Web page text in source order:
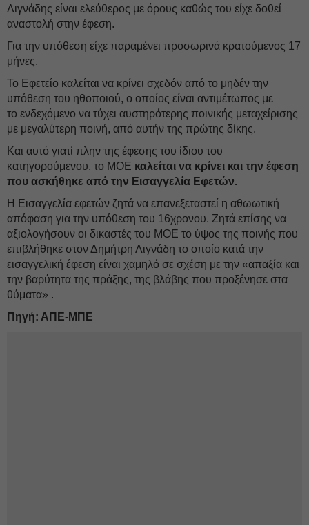
Λιγνάδης είναι ελεύθερος με όρους καθώς του είχε δοθεί
αναστολή στην έφεση.
Για την υπόθεση είχε παραμένει προσωρινά κρατούμενος 17
μήνες.
Το Εφετείο καλείται να κρίνει σχεδόν από το μηδέν την
υπόθεση του ηθοποιού, ο οποίος είναι αντιμέτωπος με
το ενδεχόμενο να τύχει αυστηρότερης ποινικής μεταχείρισης
με μεγαλύτερη ποινή, από αυτήν της πρώτης δίκης.
Και αυτό γιατί πλην της έφεσης του ίδιου του
κατηγορούμενου, το ΜΟΕ καλείται να κρίνει και την έφεση
που ασκήθηκε από την Εισαγγελία Εφετών.
Η Εισαγγελία εφετών ζητά να επανεξεταστεί η αθωωτική
απόφαση για την υπόθεση του 16χρονου. Ζητά επίσης να
αξιολογήσουν οι δικαστές του ΜΟΕ το ύψος της ποινής που
επιβλήθηκε στον Δημήτρη Λιγνάδη το οποίο κατά την
εισαγγελική έφεση είναι χαμηλό σε σχέση με την «απαξία και
την βαρύτητα της πράξης, της βλάβης που προξένησε στα
θύματα» .
Πηγή: ΑΠΕ-ΜΠΕ